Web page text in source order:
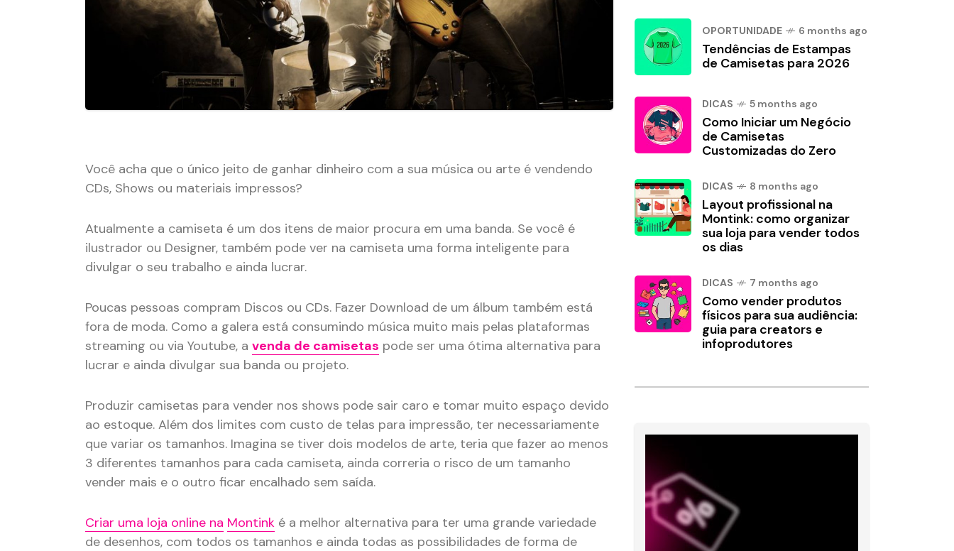
Você acha que o único jeito de ganhar dinheiro com a sua música ou arte é vendendo
CDs, Shows ou materiais impressos?
Atualmente a camiseta é um dos itens de maior procura em uma banda. Se você é
ilustrador ou Designer, também pode ver na camiseta uma forma inteligente para
divulgar o seu trabalho e ainda lucrar.
Poucas pessoas compram Discos ou CDs. Fazer Download de um álbum também está
fora de moda. Como a galera está consumindo música muito mais pelas plataformas
streaming ou via Youtube, a venda de camisetas pode ser uma ótima alternativa para
lucrar e ainda divulgar sua banda ou projeto.
Produzir camisetas para vender nos shows pode sair caro e tomar muito espaço devido
ao estoque. Além dos limites com custo de telas para impressão, ter necessariamente
que variar os tamanhos. Imagina se tiver dois modelos de arte, teria que fazer ao menos
3 diferentes tamanhos para cada camiseta, ainda correria o risco de um tamanho
vender mais e o outro ficar encalhado sem saída.
Criar uma loja online na Montink é a melhor alternativa para ter uma grande variedade
de desenhos, com todos os tamanhos e ainda todas as possibilidades de forma de
OPORTUNIDADE 6 months ago
Tendências de Estampas
de Camisetas para 2026
DICAS 5 months ago
Como Iniciar um Negócio
de Camisetas
Customizadas do Zero
DICAS 8 months ago
Layout profissional na
Montink: como organizar
sua loja para vender todos
os dias
DICAS 7 months ago
Como vender produtos
físicos para sua audiência:
guia para creators e
infoprodutores